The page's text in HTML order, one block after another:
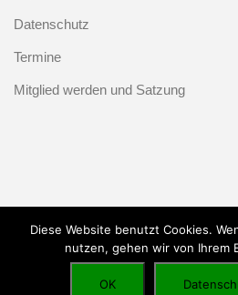
Datenschutz
Termine
Mitglied werden und Satzung
Diese Website benutzt Cookies.
nutzen, gehen wir von Ihrem
OK